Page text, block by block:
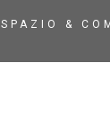
SPAZIO &